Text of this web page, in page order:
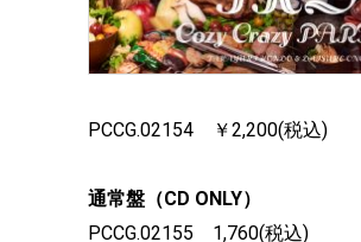
PCCG.02154 ￥2,200(税込)
通常盤（CD ONLY）
PCCG.02155 1,760(税込)